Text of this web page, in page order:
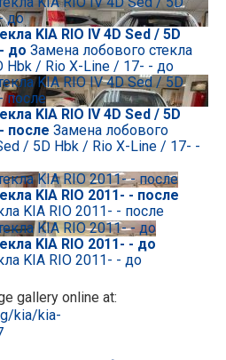
KIA RIO IV 4D Sed / 5D
до Замена лобового стекла
Hbk / Rio X-Line / 17- - до
KIA RIO IV 4D Sed / 5D
после Замена лобового
/ 5D Hbk / Rio X-Line / 17- -
KIA RIO 2011- - после
KIA RIO 2011- - после
KIA RIO 2011- - до
KIA RIO 2011- - до
gallery online at:
kia/kia-